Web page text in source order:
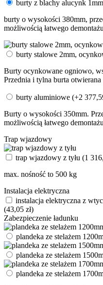
burty z blachy alucynk 1mm
burty o wysokości 380mm,
możliwością łatwego demontażu
burty stalowe 2mm,
Burty ocynkowane ogniowo,
Przednia i tylna burta
burty aluminiowe (+2
Burty o wysokości 350mm.
możliwością łatwego
Trap wjazdowy
trap wjazdowy z tyłu (1
max. nośność to 500 kg
Instalacja elektryczna
instalacja elektryczna z
(43,05 zł)
Zabezpieczenie ładunku
plandeka ze stelażem
plandeka ze stelażem
plandeka ze stelażem